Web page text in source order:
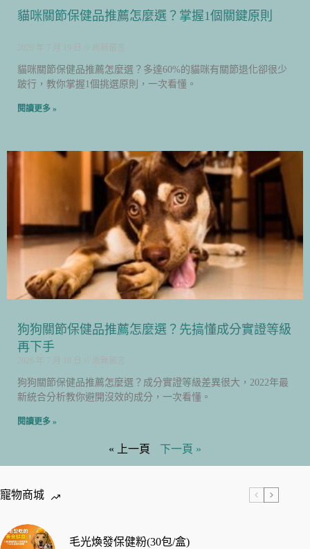
貓咪關節保健品推薦怎麼選？掌握1個關鍵原則
貓咪關節保健品推薦怎麼選？多達60%的貓咪有關節退化卻很少
跛行，教你掌握1個挑選原則，一次看懂。
閱讀更多 »
狗狗關節保健品推薦怎麼選？先搞懂成分實證等級
再下手
狗狗關節保健品推薦怎麼選？成分實證等級差異很大，2022年最
新統合分析教你避開沒效的成分，一次看懂。
閱讀更多 »
« 上一頁 下一頁 »
寵物商城
毛光煥發保健粉(30包/盒)